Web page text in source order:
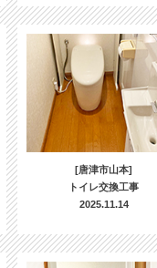
[唐津市山本]
トイレ交換工事
2025.11.14